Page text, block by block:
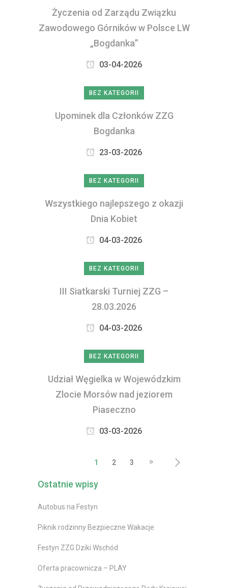
Życzenia od Zarządu Związku
Zawodowego Górników w Polsce LW
„Bogdanka”
03-04-2026
BEZ KATEGORII
Upominek dla Członków ZZG
Bogdanka
23-03-2026
BEZ KATEGORII
Wszystkiego najlepszego z okazji
Dnia Kobiet
04-03-2026
BEZ KATEGORII
III Siatkarski Turniej ZZG –
28.03.2026
04-03-2026
BEZ KATEGORII
Udział Węgielka w Wojewódzkim
Zlocie Morsów nad jeziorem
Piaseczno
03-03-2026
1 2 3
Ostatnie wpisy
Autobus na Festyn
Piknik rodzinny Bezpieczne Wakacje
Festyn ZZG Dziki Wschód
Oferta pracownicza – PLAY